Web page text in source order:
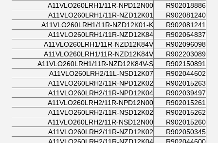
R902018886
A11VLO260LRH1/11R-NPD12N00
R902081240
A11VLO260LRH1/11R-NZD12K01
R902081241
A11VLO260LRH1/11R-NZD12K01-K
R902064837
A11VLO260LRH1/11R-NZD12K84
R902096098
A11VLO260LRH1/11R-NZD12K84V
R902203089
A11VLO260LRH1/11R-NZD12K84V
R902150891
A11VLO260LRH1/11R-NZD12K84V-S
R902044602
A11VLO260LRH2/11L-NSD12K07
R902015263
A11VLO260LRH2/11R-NPD12K02
R902039497
A11VLO260LRH2/11R-NPD12K04
R902015261
A11VLO260LRH2/11R-NPD12N00
R902015262
A11VLO260LRH2/11R-NSD12K02
R902015260
A11VLO260LRH2/11R-NSD12N00
R902050345
A11VLO260LRH2/11R-NZD12K02